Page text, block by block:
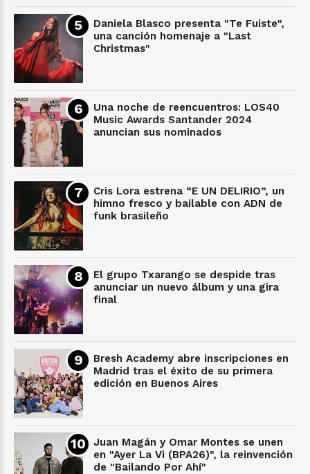
Daniela Blasco presenta "Te Fuiste",
una canción homenaje a "Last
Christmas"
Una noche de reencuentros: LOS40
Music Awards Santander 2024
anuncian sus nominados
Cris Lora estrena “E UN DELIRIO”, un
himno fresco y bailable con ADN de
funk brasileño
El grupo Txarango se despide tras
anunciar un nuevo álbum y una gira
final
Bresh Academy abre inscripciones en
Madrid tras el éxito de su primera
edición en Buenos Aires
Juan Magán y Omar Montes se unen
en "Ayer La Vi (BPA26)", la reinvención
de "Bailando Por Ahí"